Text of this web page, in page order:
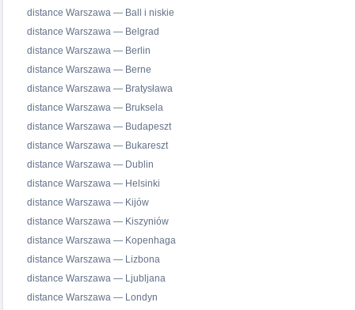
distance Warszawa — Ball i niskie
distance Warszawa — Belgrad
distance Warszawa — Berlin
distance Warszawa — Berne
distance Warszawa — Bratysława
distance Warszawa — Bruksela
distance Warszawa — Budapeszt
distance Warszawa — Bukareszt
distance Warszawa — Dublin
distance Warszawa — Helsinki
distance Warszawa — Kijów
distance Warszawa — Kiszyniów
distance Warszawa — Kopenhaga
distance Warszawa — Lizbona
distance Warszawa — Ljubljana
distance Warszawa — Londyn